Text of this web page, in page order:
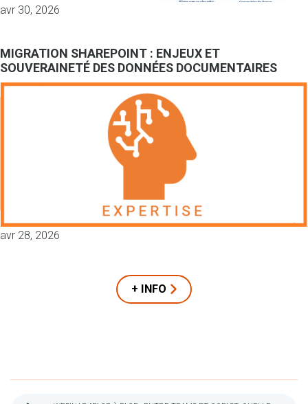
avr 30, 2026
MIGRATION SHAREPOINT : ENJEUX ET
SOUVERAINETÉ DES DONNÉES DOCUMENTAIRES
avr 28, 2026
+ INFO